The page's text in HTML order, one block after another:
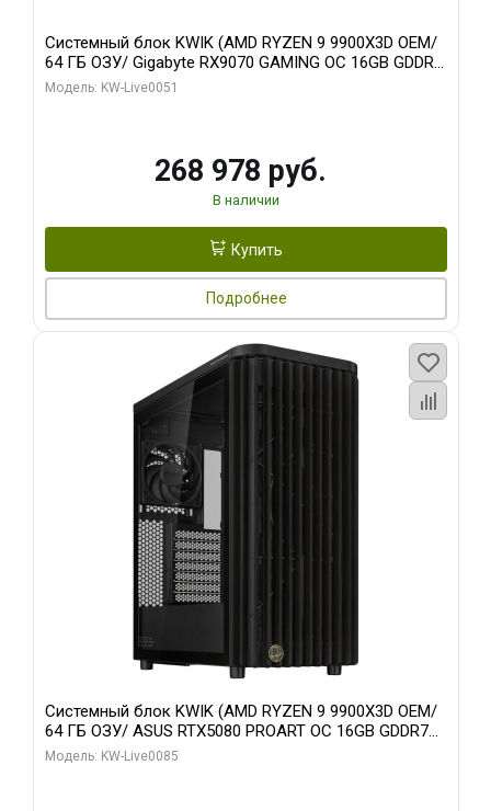
Системный блок KWIK (AMD RYZEN 9 9900X3D OEM/
64 ГБ ОЗУ/ Gigabyte RX9070 GAMING OC 16GB GDDR6
256bit 2xDP 2xH/ 960 ГБ SSD)
Модель: KW-Live0051
268 978 руб.
В наличии
Купить
Подробнее
Системный блок KWIK (AMD RYZEN 9 9900X3D OEM/
64 ГБ ОЗУ/ ASUS RTX5080 PROART OC 16GB GDDR7
256bit Type-C DP 2/ 960 ГБ SSD)
Модель: KW-Live0085